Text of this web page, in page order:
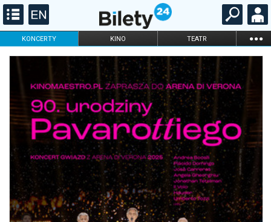
KONCERTY KINO TEATR ...
FILHARMONIA OPERA I BALET
STAND-UP
ONLINE KARNETY